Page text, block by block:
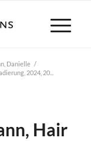
Danielle /
2024, 20...
Hair